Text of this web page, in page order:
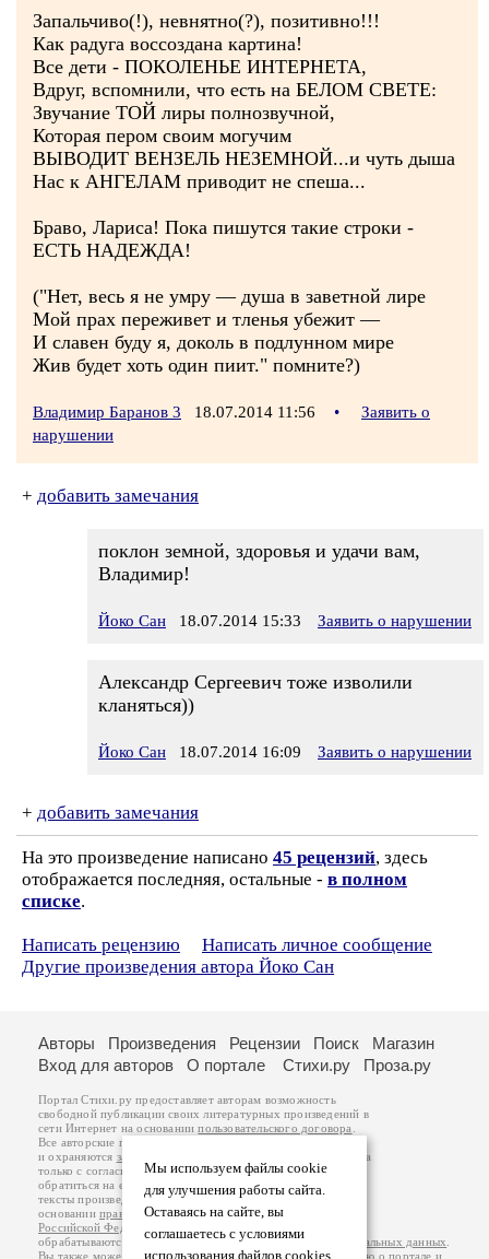
Запальчиво(!), невнятно(?), позитивно!!!
Как радуга воссоздана картина!
Все дети - ПОКОЛЕНЬЕ ИНТЕРНЕТА,
Вдруг, вспомнили, что есть на БЕЛОМ СВЕТЕ:
Звучание ТОЙ лиры полнозвучной,
Которая пером своим могучим
ВЫВОДИТ ВЕНЗЕЛЬ НЕЗЕМНОЙ...и чуть дыша
Нас к АНГЕЛАМ приводит не спеша...
Браво, Лариса! Пока пишутся такие строки -
ЕСТЬ НАДЕЖДА!
("Нет, весь я не умру — душа в заветной лире
Мой прах переживет и тленья убежит —
И славен буду я, доколь в подлунном мире
Жив будет хоть один пиит." помните?)
Владимир Баранов 3 18.07.2014 11:56 •
Заявить о
нарушении
+ добавить замечания
поклон земной, здоровья и удачи вам,
Владимир!
Йоко Сан 18.07.2014 15:33 Заявить о нарушении
Александр Сергеевич тоже изволили
кланяться))
Йоко Сан 18.07.2014 16:09 Заявить о нарушении
+ добавить замечания
На это произведение написано 45 рецензий, здесь
отображается последняя, остальные - в полном
списке.
Написать рецензию
Написать личное сообщение
Другие произведения автора Йоко Сан
Мы используем файлы cookie
для улучшения работы сайта.
Оставаясь на сайте, вы
соглашаетесь с условиями
использования файлов cookies.
Авторы Произведения Рецензии Поиск
Магазин
Вход для авторов
О портале Стихи.ру Проза.ру
Портал Стихи.ру предоставляет авторам возможность
свободной публикации своих литературных произведений в
сети Интернет на основаниипользовательского договора
Все авторские права на произведения принадлежат авторам
и охраняются законом
. Перепечатка произведений возможна
только с согласия его автора, к которому вы можете
обратиться на его авторской странице. Ответственность за
тексты произведений авторы несут самостоятельно на
основанииправил публикацииизаконодательства
Российской Федерации
обрабатываются на основанииПолитики обработки персональных данных
Вы также можете посмотреть более подробнуюинформацию о портале и